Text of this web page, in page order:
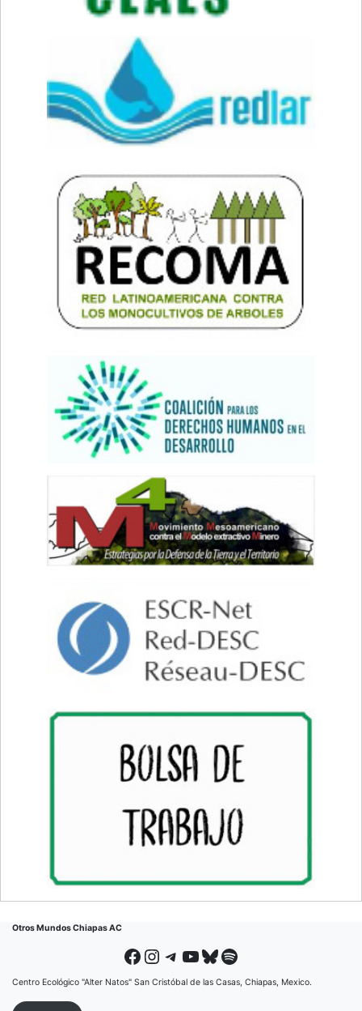
Otros Mundos Chiapas AC
Facebook Instagram Telegram YouTube Bluesky Spotify
Centro Ecológico "Alter Natos" San Cristóbal de las Casas, Chiapas, Mexico.